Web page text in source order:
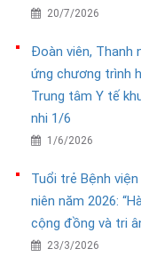
20/7/2026
Đoàn viên, Thanh
ứng chương trình
Trung tâm Y tế
nhi 1/6
1/6/2026
Tuổi trẻ Bệnh
niên năm 2026:
cộng đồng và tri
23/3/2026